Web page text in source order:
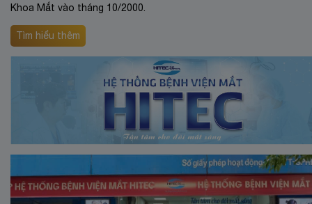
Khoa Mắt vào tháng 10/2000.
Tìm hiểu thêm